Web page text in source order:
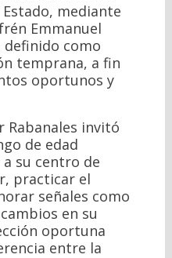
mediante
Emmanuel
definido como
temprana, a fin
oportunos y
Rabanales invitó
de edad
su centro de
practicar el
señales como
en su
oportuna
entre la